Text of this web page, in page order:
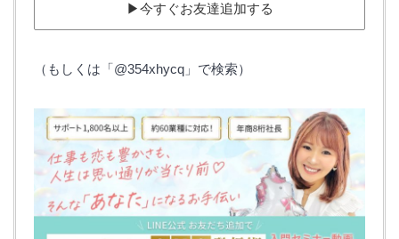
▶︎今すぐお友達追加する
（もしくは「@354xhycq」で検索）